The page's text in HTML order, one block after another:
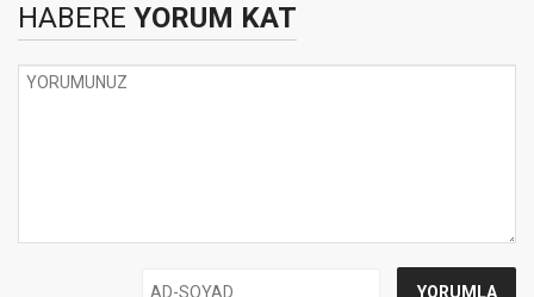
HABERE YORUM KAT